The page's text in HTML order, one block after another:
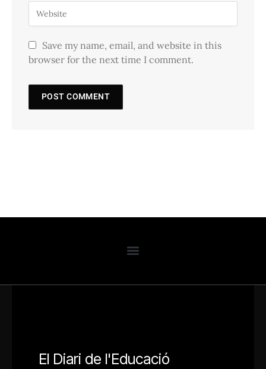
Save my name, email, and website in this
browser for the next time I comment.